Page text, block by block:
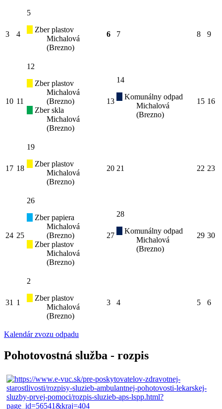
3 4
5
Zber plastov
Michalová
(Brezno)
6 7 8 9
10 11
12
Zber plastov
Michalová
(Brezno)
Zber skla
Michalová
(Brezno)
13
14
Komunálny odpad
Michalová
(Brezno)
15 16
17 18
19
Zber plastov
Michalová
(Brezno)
20 21 22 23
24 25
26
Zber papiera
Michalová
(Brezno)
Zber plastov
Michalová
(Brezno)
27
28
Komunálny odpad
Michalová
(Brezno)
29 30
31 1
2
Zber plastov
Michalová
(Brezno)
3 4 5 6
Kalendár zvozu odpadu
Pohotovostná služba - rozpis